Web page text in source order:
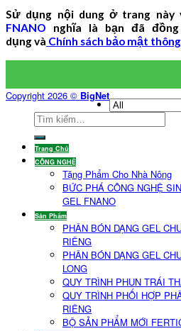
Sử dụng nội dung ở trang này
FNANO nghĩa là bạn đã
dụng và Chính sách bảo mật
Copyright 2026 © BigNet
Trang Chủ
CÔNG NGHỆ
Tặng Phẩm Cho Nhà Nông
BỨC PHÁ CÔNG NGHỆ
GEL FNANO
Sản Phẩm
PHÂN BÓN DẠNG GEL
RIÊNG
PHÂN BÓN DẠNG GEL
LONG
QUY TRÌNH PHUN TRÁI
QUY TRÌNH PHỐI HỢP
RIÊNG
BỘ SẢN PHẨM MỚI